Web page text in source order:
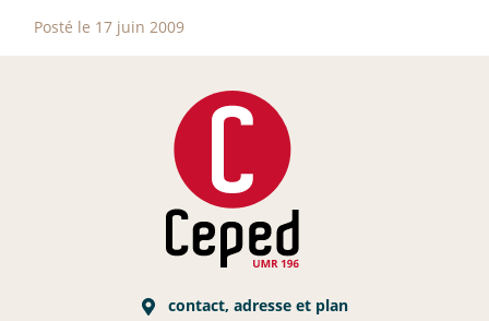
Posté le 17 juin 2009
contact, adresse et plan